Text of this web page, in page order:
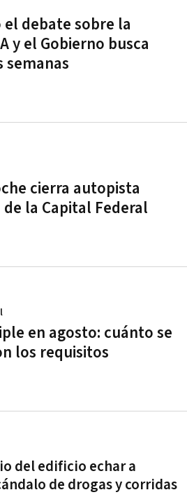
debate sobre la
y el Gobierno busca
semanas
cierra autopista
la Capital Federal
en agosto: cuánto se
los requisitos
del edificio echar a
de drogas y corridas